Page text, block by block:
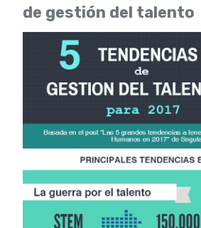
de gestión del talento